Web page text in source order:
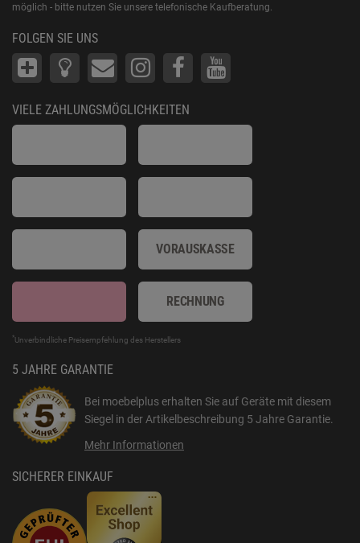
möglich - bitte nutzen Sie unsere telefonische Kaufberatung.
FOLGEN SIE UNS
VIELE ZAHLUNGSMÖGLICHKEITEN
VORAUSKASSE
RECHNUNG
*Unverbindliche Preisempfehlung des Herstellers
5 JAHRE GARANTIE
Bei moebelplus erhalten Sie auf Geräte mit diesem
Siegel in der Artikelbeschreibung 5 Jahre Garantie.
Mehr Informationen
SICHERER EINKAUF